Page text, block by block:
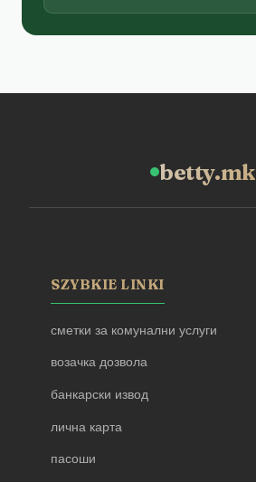
betty.mk
SZYBKIE LINKI
сметки за комунални услуги
возачка дозвола
банкарски извод
лична карта
пасоши